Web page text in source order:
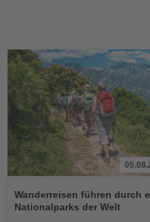
Sie
die
Nachrichten
Wanderreisen führen durch
Nationalparks der Welt